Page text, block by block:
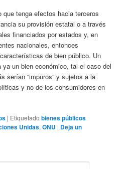
tenga efectos hacia terceros
su provisión estatal o a través
financiados por estados y, en
nacionales, entonces
de bien público. Un
ya un bien económico, tal el caso del
serían “impuros” y sujetos a la
y no de los consumidores en
| Etiquetado bienes públicos
Unidas,ONU | Deja un